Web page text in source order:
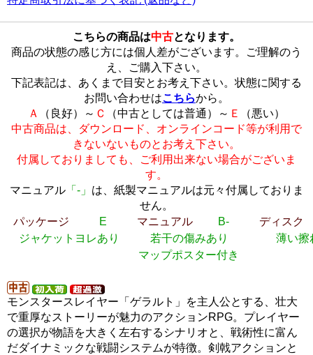
こちらの商品は中古となります。
商品の状態の感じ方には個人差がございます。ご理解のう
え、ご購入下さい。
下記表記は、あくまで目安とお考え下さい。状態に関する
お問い合わせはこちらから。
Ａ
（良好）～ Ｃ （中古としては普通）～ Ｅ
（悪い）
中古商品は、ダウンロード、オンラインコード等が利用で
きないないものとお考え下さい。
付属しておりましても、ご利用出来ない場合がございま
す。
マニュアル「-」 は、紙製マニュアルは元々付属しておりま
せん。
パッケージ
E マニュアル B-
ディスク
ジャケットヨレあり
若干の傷みあり
薄い擦
マップポスター付き
モンスタースレイヤー「ゲラルト」を主人公とする、壮大
で重厚なストーリーが魅力のアクションRPG。プレイヤー
の選択が物語を大きく左右するシナリオと、戦術性に富ん
だダイナミックな戦闘システムが特徴。剣戟アクションと